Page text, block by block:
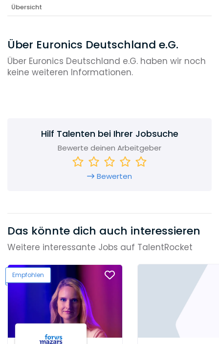
Übersicht
Über Euronics Deutschland e.G.
Über Euronics Deutschland e.G. haben wir noch
keine weiteren Informationen.
Hilf Talenten bei Ihrer Jobsuche
Bewerte deinen Arbeitgeber
Bewerten
Das könnte dich auch interessieren
Weitere interessante Jobs auf TalentRocket
Empfohlen